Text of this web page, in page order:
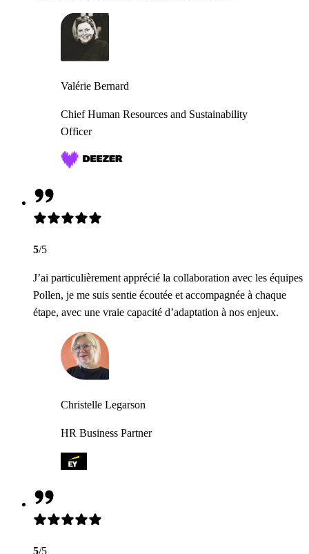
Valérie Bernard
Chief Human Resources and Sustainability
Officer
5/5
J’ai particulièrement apprécié la collaboration avec les équipes
Pollen, je me suis sentie écoutée et accompagnée à chaque
étape, avec une vraie capacité d’adaptation à nos enjeux.
Christelle Legarson
HR Business Partner
5/5